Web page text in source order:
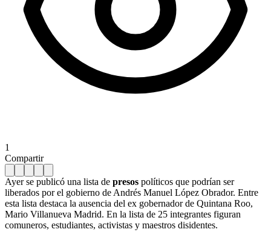
1
Compartir
Ayer se publicó una lista de presos políticos que podrían ser
liberados por el gobierno de Andrés Manuel López Obrador. Entre
esta lista destaca la ausencia del ex gobernador de Quintana Roo,
Mario Villanueva Madrid. En la lista de 25 integrantes figuran
comuneros, estudiantes, activistas y maestros disidentes.